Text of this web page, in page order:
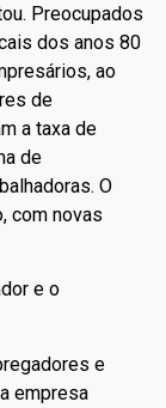
Preocupados
dos anos 80
ao
de
a taxa de
de
O
com novas
e o
e
empresa